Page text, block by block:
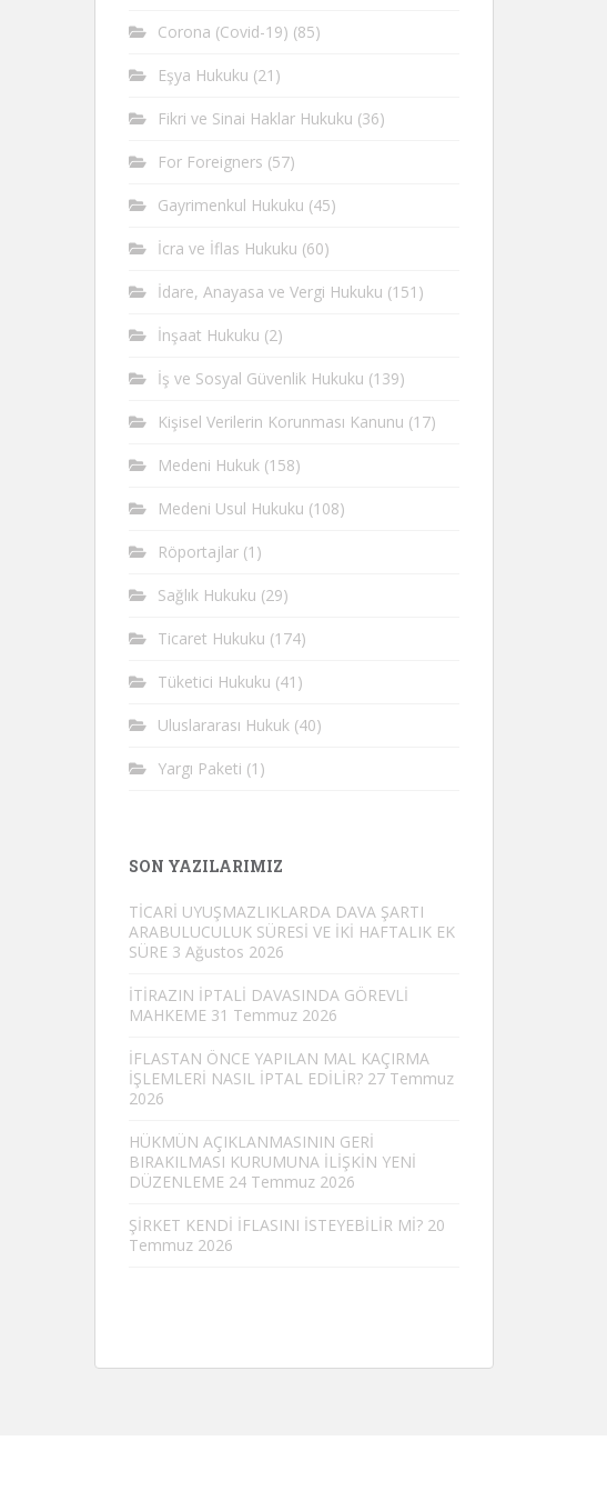
Corona (Covid-19) (85)
Eşya Hukuku (21)
Fikri ve Sinai Haklar Hukuku (36)
For Foreigners (57)
Gayrimenkul Hukuku (45)
İcra ve İflas Hukuku (60)
İdare, Anayasa ve Vergi Hukuku (151)
İnşaat Hukuku (2)
İş ve Sosyal Güvenlik Hukuku (139)
Kişisel Verilerin Korunması Kanunu (17)
Medeni Hukuk (158)
Medeni Usul Hukuku (108)
Röportajlar (1)
Sağlık Hukuku (29)
Ticaret Hukuku (174)
Tüketici Hukuku (41)
Uluslararası Hukuk (40)
Yargı Paketi (1)
SON YAZILARIMIZ
TİCARİ UYUŞMAZLIKLARDA DAVA ŞARTI
ARABULUCULUK SÜRESİ VE İKİ HAFTALIK EK
SÜRE 3 Ağustos 2026
İTİRAZIN İPTALİ DAVASINDA GÖREVLİ
MAHKEME 31 Temmuz 2026
İFLASTAN ÖNCE YAPILAN MAL KAÇIRMA
İŞLEMLERİ NASIL İPTAL EDİLİR? 27 Temmuz
2026
HÜKMÜN AÇIKLANMASININ GERİ
BIRAKILMASI KURUMUNA İLİŞKİN YENİ
DÜZENLEME 24 Temmuz 2026
ŞİRKET KENDİ İFLASINI İSTEYEBİLİR Mİ? 20
Temmuz 2026